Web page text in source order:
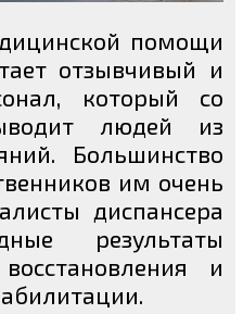
помощи
отзывчивый и
который со
людей из
Большинство
им очень
диспансера
результаты
и